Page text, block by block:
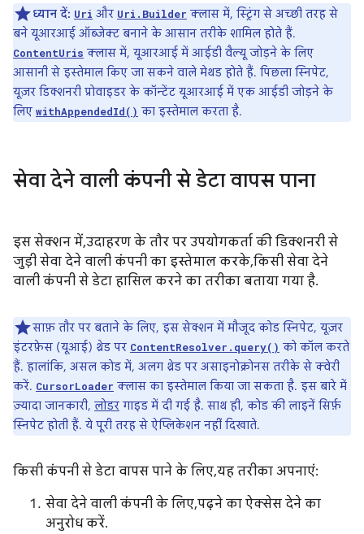
ध्यान दें: Uri और Uri.Builder क्लास में, स्ट्रिंग से अच्छी तरह से
बने यूआरआई ऑब्जेक्ट बनाने के आसान तरीके शामिल होते हैं.
ContentUris क्लास में, यूआरआई में आईडी वैल्यू जोड़ने के लिए
आसानी से इस्तेमाल किए जा सकने वाले मेथड होते हैं. पिछला स्निपेट,
यूज़र डिक्शनरी प्रोवाइडर के कॉन्टेंट यूआरआई में एक आईडी जोड़ने के
लिए withAppendedId() का इस्तेमाल करता है.
सेवा देने वाली कंपनी से डेटा वापस पाना
इस सेक्शन में, उदाहरण के तौर पर उपयोगकर्ता की डिक्शनरी से
जुड़ी सेवा देने वाली कंपनी का इस्तेमाल करके, किसी सेवा देने
वाली कंपनी से डेटा हासिल करने का तरीका बताया गया है.
साफ़ तौर पर बताने के लिए, इस सेक्शन में मौजूद कोड स्निपेट, यूज़र
इंटरफ़ेस (यूआई) थ्रेड पर ContentResolver.query() को कॉल करते
हैं. हालांकि, असल कोड में, अलग थ्रेड पर असाइनोक्रोनस तरीके से क्वेरी
करें. CursorLoader क्लास का इस्तेमाल किया जा सकता है. इस बारे में
ज़्यादा जानकारी, लोडर गाइड में दी गई है. साथ ही, कोड की लाइनें सिर्फ़
स्निपेट होती हैं. ये पूरी तरह से ऐप्लिकेशन नहीं दिखाते.
किसी कंपनी से डेटा वापस पाने के लिए, यह तरीका अपनाएं:
सेवा देने वाली कंपनी के लिए, पढ़ने का ऐक्सेस देने का
अनुरोध करें.